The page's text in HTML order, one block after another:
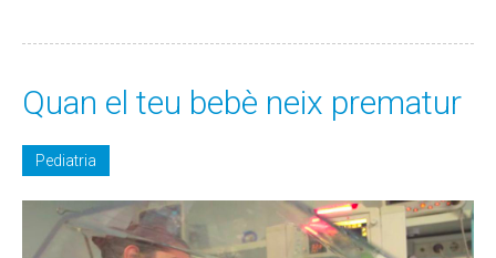
Quan el teu bebè neix prematur
Pediatria